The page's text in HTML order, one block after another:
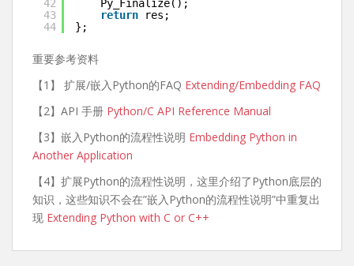
42
43
44
Py_Finalize();
return
res;
};
重要参考资料
【1】 扩展/嵌入Python的FAQ Extending/Embedding FAQ
【2】API 手册 Python/C API Reference Manual
【3】嵌入Python的流程性说明 Embedding Python in
Another Application
【4】扩展Python的流程性说明，这里介绍了Python底层的
知识，这些知识不会在”嵌入Python的流程性说明”中重复出
现 Extending Python with C or C++